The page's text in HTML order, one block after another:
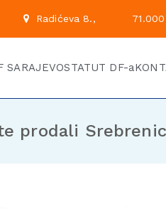
Radićeva 8.,
Službena
SARAJEVOSTATUT DF-a
prodali